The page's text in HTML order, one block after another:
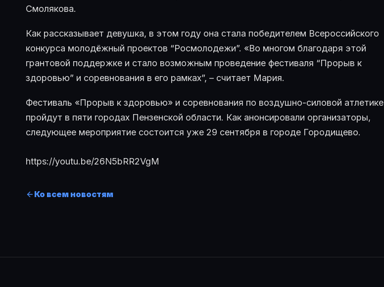
Смолякова.
Как рассказывает девушка, в этом году она стала победителем Всероссийского
конкурса молодёжный проектов “Росмолодежи”. «Во многом благодаря этой
грантовой поддержке и стало возможным проведение фестиваля “Прорыв к
здоровью” и соревнования в его рамках”, – считает Мария.
Фестиваль «Прорыв к здоровью» и соревнования по воздушно-силовой атлетике
пройдут в пяти городах Пензенской области. Как анонсировали организаторы,
следующее мероприятие состоится уже 29 сентября в городе Городищево.
https://youtu.be/26N5bRR2VgM
Ко всем новостям